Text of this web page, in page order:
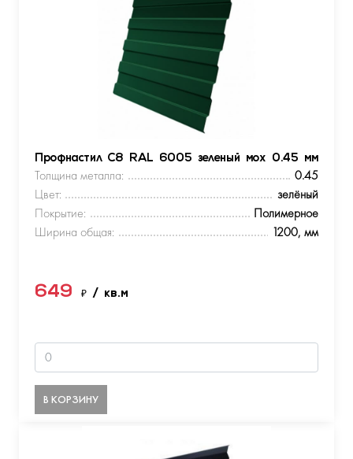
Профнастил С8 RAL 6005 зеленый мох 0.45 мм
Толщина металла:
0.45
Цвет:
зелёный
Покрытие:
Полимерное
Ширина общая:
1200, мм
649 ₽ / кв.м
В КОРЗИНУ